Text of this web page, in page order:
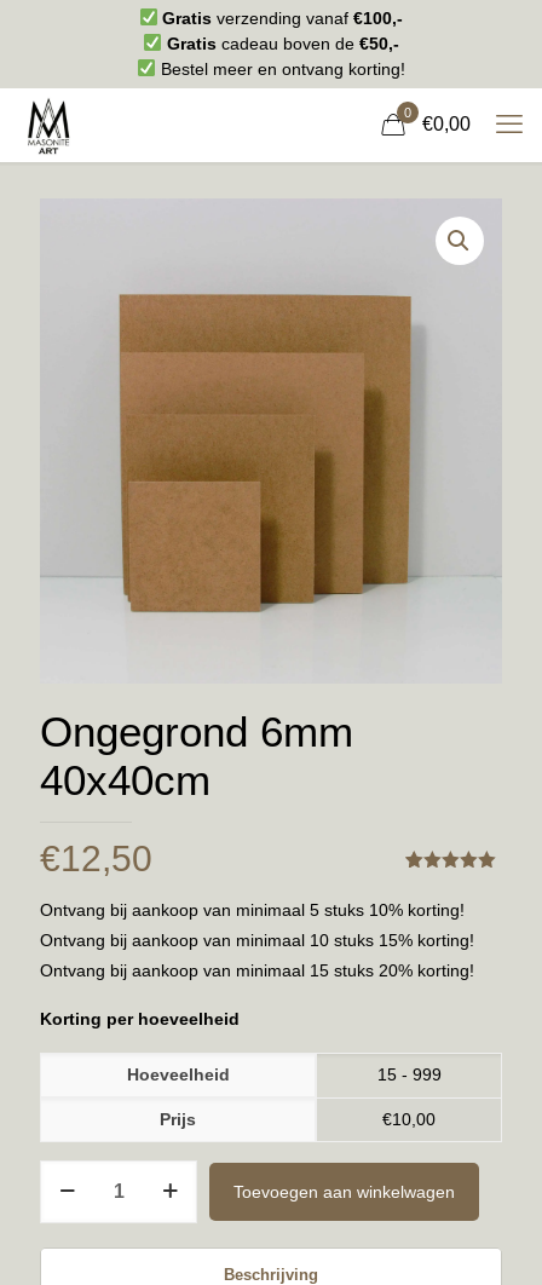
Gratis verzending vanaf€100,-
Gratiscadeau boven de €50,-
Bestel meer en ontvang korting!
0
€0,00
Ongegrond 6mm
40x40cm
€12,50
Ontvang bij aankoop van minimaal 5 stuks 10% korting!
Ontvang bij aankoop van minimaal 10 stuks 15% korting!
Ontvang bij aankoop van minimaal 15 stuks 20% korting!
Korting per hoeveelheid
Hoeveelheid 15 - 999
Prijs €10,00
Toevoegen aan winkelwagen
Beschrijving